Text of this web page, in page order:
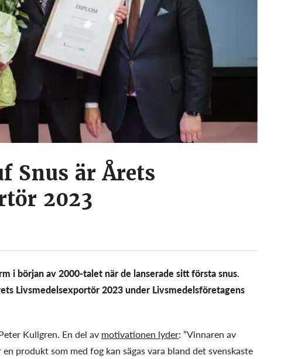
Snus är Årets
2023
i början av 2000-talet när de lanserade sitt första snus.
Livsmedelsexportör 2023 under Livsmedelsföretagens
Kullgren. En del av motivationen lyder: ”Vinnaren av
produkt som med fog kan sägas vara bland det svenskaste